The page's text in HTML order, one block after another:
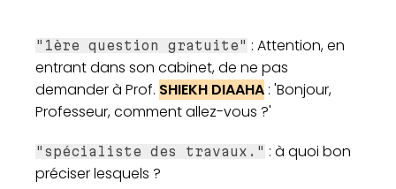
"1ère question gratuite" : Attention, en
entrant dans son cabinet, de ne pas
demander à Prof. SHIEKH DIAAHA : 'Bonjour,
Professeur, comment allez-vous ?'
"spécialiste des travaux." : à quoi bon
préciser lesquels ?